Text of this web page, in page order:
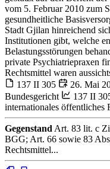
vom 5. Februar 2010 zum
gesundheitliche
Stadt Gjilan hinreichend
Institutionen gibt, welche
Belastungsstörungen
private Psychiatriepraxen
Rechtsmittel waren
137 II 305
26. Mai
Bundesgericht
137 II
internationales öffentliches
Gegenstand Art. 83 lit. c
BGG; Art. 66 sowie 83
Rechtsmittel...